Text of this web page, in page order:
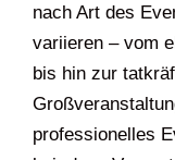
nach Art des
variieren – vom
bis hin zur
professionelles